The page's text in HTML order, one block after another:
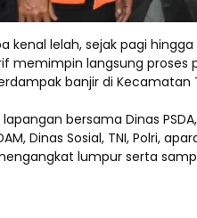
kenal lelah, sejak pagi
memimpin langsung proses
banjir di Kecamatan
bersama Dinas PSDA,
Dinas Sosial, TNI, Polri,
lumpur serta